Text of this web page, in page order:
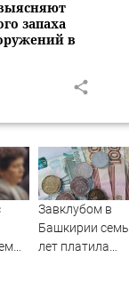
запаха
в
Завклубом в
Башкирии семь
лет платила